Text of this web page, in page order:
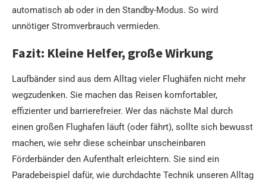
automatisch ab oder in den Standby-Modus. So wird
unnötiger Stromverbrauch vermieden.
Fazit: Kleine Helfer, große Wirkung
Laufbänder sind aus dem Alltag vieler Flughäfen nicht mehr
wegzudenken. Sie machen das Reisen komfortabler,
effizienter und barrierefreier. Wer das nächste Mal durch
einen großen Flughafen läuft (oder fährt), sollte sich bewusst
machen, wie sehr diese scheinbar unscheinbaren
Förderbänder den Aufenthalt erleichtern. Sie sind ein
Paradebeispiel dafür, wie durchdachte Technik unseren Alltag